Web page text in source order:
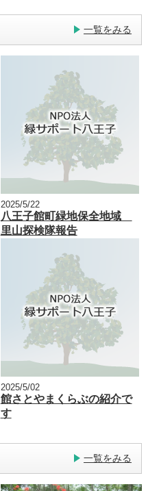
一覧をみる
2025/5/22
八王子館町緑地保全地域
里山探検隊報告
2025/5/02
館さとやまくらぶの紹介で
す
一覧をみる